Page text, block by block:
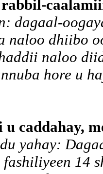
dagaal-
naloo dhiibo
naloo
hore u
u caddahay,
yahay:
14